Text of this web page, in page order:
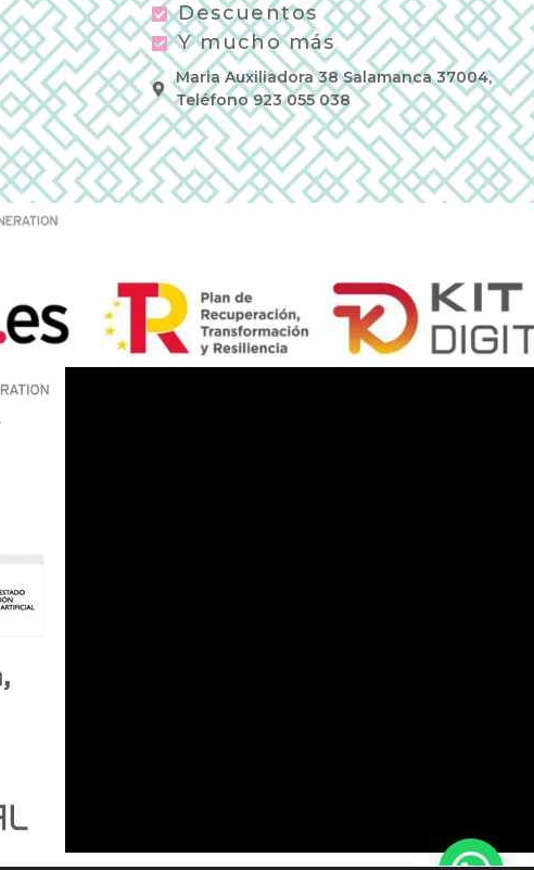
Descuentos
Y mucho más
Maria Auxiliadora 38 Salamanca 37004,
Teléfono 923 055 038